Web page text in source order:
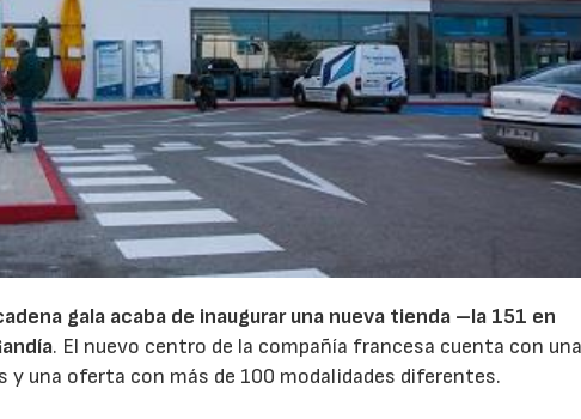
gala acaba de inaugurar una nueva tienda –la 151 en
. El nuevo centro de la compañía francesa cuenta con una
una oferta con más de 100 modalidades diferentes.